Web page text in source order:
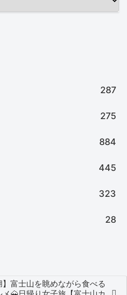
287
275
884
445
323
28
】富士山を眺めながら食べる